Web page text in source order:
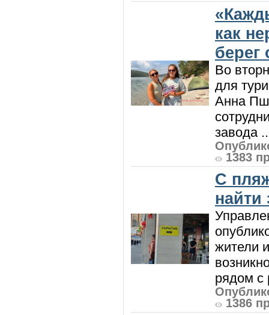
как
берег
Во
для
Анна
завода
1383
С
жители
рядом с
1386